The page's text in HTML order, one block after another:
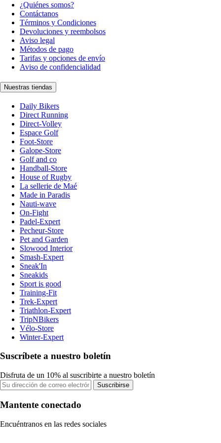
¿Quiénes somos?
Contáctanos
Términos y Condiciones
Devoluciones y reembolsos
Aviso legal
Métodos de pago
Tarifas y opciones de envío
Aviso de confidencialidad
Nuestras tiendas
Daily Bikers
Direct Running
Direct-Volley
Espace Golf
Foot-Store
Galope-Store
Golf and co
Handball-Store
House of Rugby
La sellerie de Maé
Made in Paradis
Nauti-wave
On-Fight
Padel-Expert
Pecheur-Store
Pet and Garden
Slowood Interior
Smash-Expert
Sneak'In
Sneakids
Sport is good
Training-Fit
Trek-Expert
Triathlon-Expert
TripNBikers
Vélo-Store
Winter-Expert
Suscríbete a nuestro boletín
Disfruta de un 10% al suscribirte a nuestro boletín
Suscribirse
Mantente conectado
Encuéntranos en las redes sociales